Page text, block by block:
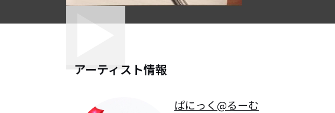
アーティスト情報
ぱにっく@るーむ